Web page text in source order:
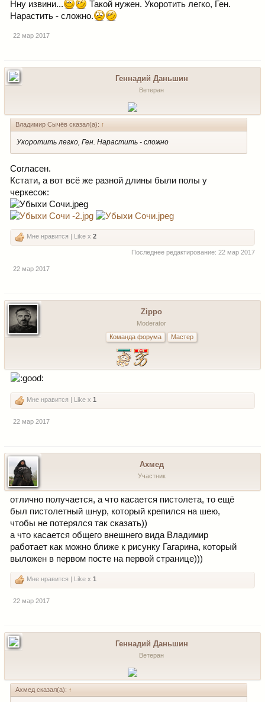
Нну извини...
Такой нужен. Укоротить легко, Ген.
Нарастить - сложно.
22 мар 2017
Геннадий Даньшин
Ветеран
Владимир Сычёв сказал(а): ↑
Укоротить легко, Ген. Нарастить - сложно
Согласен.
Кстати, а вот всё же разной длины были полы у
черкесок:
Мне нравится | Like x 2
Последнее редактирование: 22 мар 2017
22 мар 2017
Zippo
Moderator
Команда форума
Мастер
Мне нравится | Like x 1
22 мар 2017
Ахмед
Участник
отлично получается, а что касается пистолета, то ещё
был пистолетный шнур, который крепился на шею,
чтобы не потерялся так сказать))
а что касается общего внешнего вида Владимир
работает как можно ближе к рисунку Гагарина, который
выложен в первом посте на первой странице)))
Мне нравится | Like x 1
22 мар 2017
Геннадий Даньшин
Ветеран
Ахмед сказал(а): ↑